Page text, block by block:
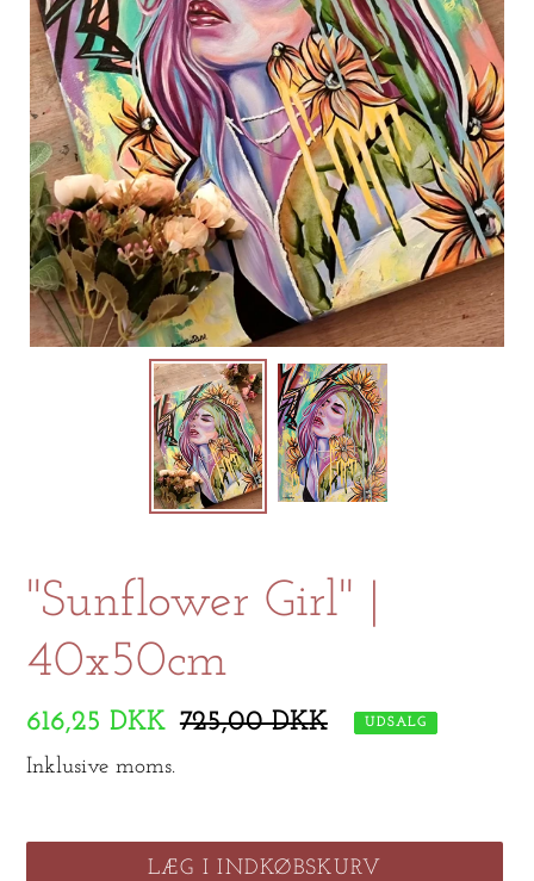
''Sunflower Girl'' |
40x50cm
Udsalgspris
616,25 DKK Normalpris
725,00 DKK UDSALG
Inklusive moms.
LÆG I INDKØBSKURV